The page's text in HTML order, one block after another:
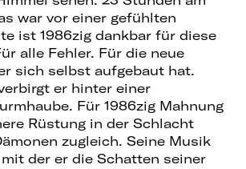
war vor einer gefühlten
ist 1986zig dankbar für diese
alle Fehler. Für die neue
sich selbst aufgebaut hat.
er hinter einer
Für 1986zig Mahnung
Rüstung in der Schlacht
zugleich. Seine Musik
der er die Schatten seiner